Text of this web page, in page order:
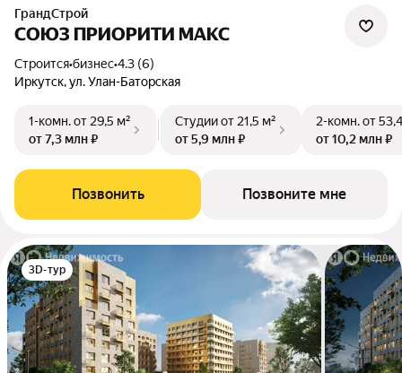
ГрандСтрой
СОЮЗ ПРИОРИТИ МАКС
Строится•бизнес•4.3 (6)
Иркутск, ул. Улан-Баторская
1-комн.от 29,5 м²
от 7,3 млн ₽
Студииот 21,5 м²
от 5,9 млн ₽
2-комн.от
от 10,2 млн ₽
Позвонить Позвоните мне
3D-тур